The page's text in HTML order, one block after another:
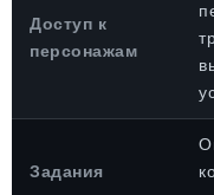
Доступ к
персонажам
Задания